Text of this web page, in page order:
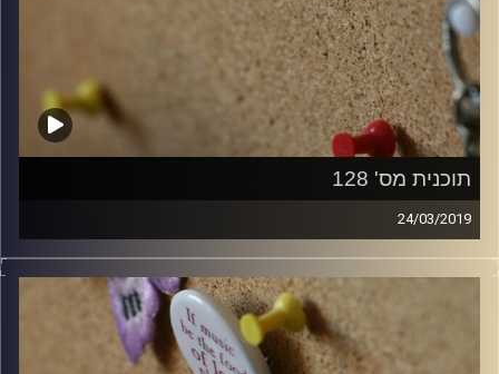
תוכנית מס' 128
24/03/2019
קלאסיקות רוק עם אורן הוף.
włodi